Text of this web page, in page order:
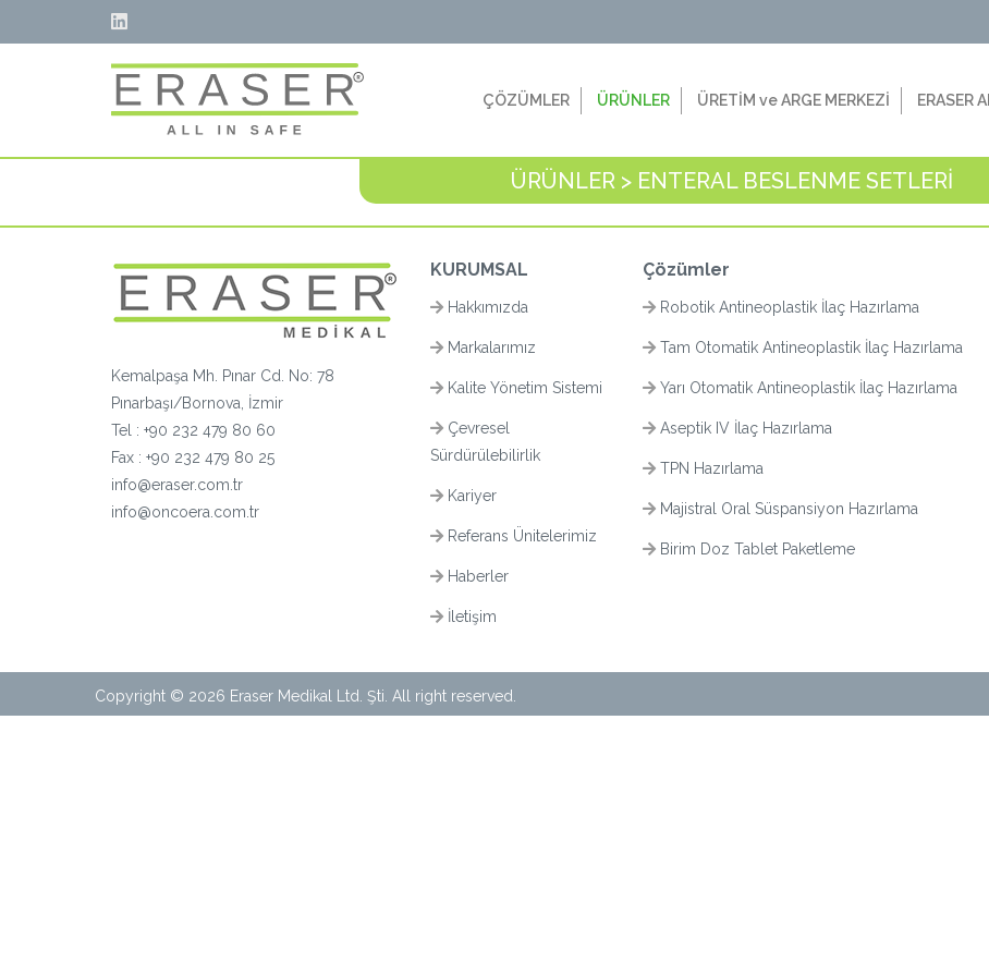
ÇÖZÜMLER ÜRÜNLER ÜRETİM ve ARGE MERKEZİ ERASER
ÜRÜNLER > ENTERAL BESLENME SETLERİ
Kemalpaşa Mh. Pınar Cd. No: 78
Pınarbaşı/Bornova, İzmir
Tel : +90 232 479 80 60
Fax : +90 232 479 80 25
info@eraser.com.tr
info@oncoera.com.tr
KURUMSAL
Hakkımızda
Markalarımız
Kalite Yönetim Sistemi
Çevresel
Sürdürülebilirlik
Kariyer
Referans Ünitelerimiz
Haberler
İletişim
Çözümler
Robotik Antineoplastik İlaç Hazırlama
Tam Otomatik Antineoplastik İlaç Hazırlama
Yarı Otomatik Antineoplastik İlaç Hazırlama
Aseptik IV İlaç Hazırlama
TPN Hazırlama
Majistral Oral Süspansiyon Hazırlama
Birim Doz Tablet Paketleme
Copyright © 2026 Eraser Medikal Ltd. Şti. All right reserved.